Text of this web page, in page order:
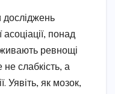
понад
ревнощі
не слабкість, а
Уявіть, як мозок,